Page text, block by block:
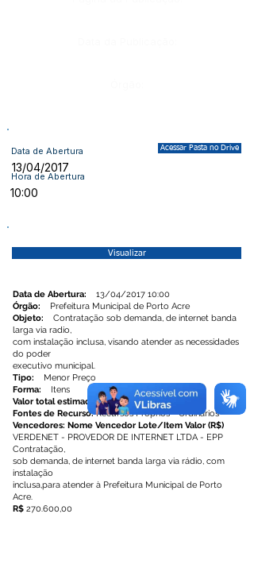
Data de Abertura
13/04/2017
Hora de Abertura
Acessar Pasta no Drive
10:00
Visualizar
Data de Abertura:
13/04/2017 10:00
Órgão: Prefeitura Municipal de Porto Acre
Objeto: Contratação sob demanda, de internet banda
larga via radio,
com instalação inclusa, visando atender as necessidades
do poder
executivo municipal.
Tipo:
Menor Preço
Forma:
Itens
Valor total estimado:R$ 687.480,00
Fontes de Recurso:Recursos Próprios - Ordinários
Vencedores: Nome Vencedor Lote/Item Valor (R$)
VERDENET - PROVEDOR DE INTERNET LTDA - EPP
Contratação,
sob demanda, de internet banda larga via rádio, com
instalação
inclusa,para atender à Prefeitura Municipal de Porto
Acre.
R$ 270.600,00